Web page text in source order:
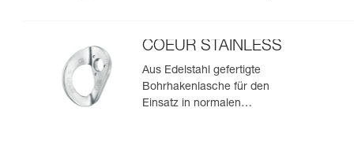
COEUR STAINLESS
Aus Edelstahl gefertigte
Bohrhakenlasche für den
Einsatz in normalen